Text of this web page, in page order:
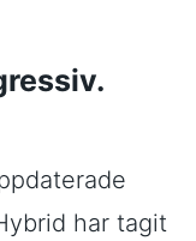
har tagit